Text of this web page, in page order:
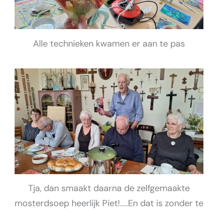
Alle technieken kwamen er aan te pas
Tja, dan smaakt daarna de zelfgemaakte
mosterdsoep heerlijk Piet!....En dat is zonder te